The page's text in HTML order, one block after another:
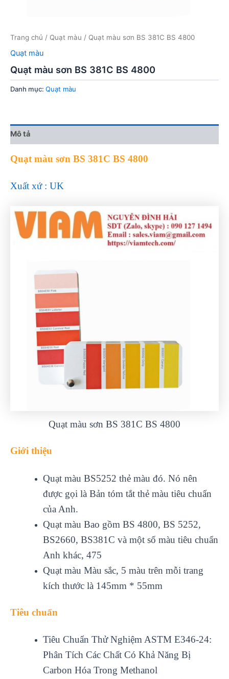
Trang chủ / Quạt màu / Quạt màu sơn BS 381C BS 4800
Quạt màu
Quạt màu sơn BS 381C BS 4800
Danh mục: Quạt màu
Mô tả
Quạt màu sơn BS 381C BS 4800
Xuất xứ : UK
Quạt màu sơn BS 381C BS 4800
Giới thiệu
Quạt màu BS5252 thẻ màu đó. Nó nên
được gọi là Bản tóm tắt thẻ màu tiêu chuẩn
của Anh.
Quạt màu Bao gồm BS 4800, BS 5252,
BS2660, BS381C và một số màu tiêu chuẩn
Anh khác, 475
Quạt màu Màu sắc, 5 màu trên mỗi trang
kích thước là 145mm * 55mm
Tiêu chuẩn
Tiêu Chuẩn Thử Nghiệm ASTM E346-24:
Phân Tích Các Chất Có Khả Năng Bị
Carbon Hóa Trong Methanol